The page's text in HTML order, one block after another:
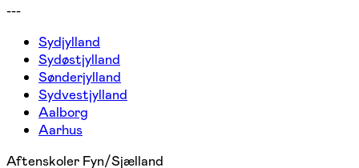
---
Sydjylland
Sydøstjylland
Sønderjylland
Sydvestjylland
Aalborg
Aarhus
Aftenskoler Fyn/Sjælland